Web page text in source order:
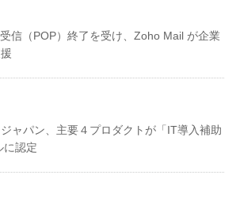
信（POP）終了を受け、Zoho Mail が企業
ジャパン、主要４プロダクトが「IT導入補助
に認定